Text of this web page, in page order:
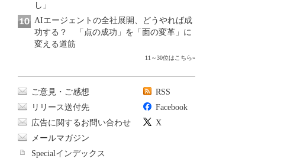
し」
AIエージェントの全社展開、どうやれば成
功する？ 「点の成功」を「面の変革」に
変える道筋
11～30位はこちら»
ご意見・ご感想
リリース送付先
広告に関するお問い合わせ
メールマガジン
Specialインデックス
RSS
Facebook
X